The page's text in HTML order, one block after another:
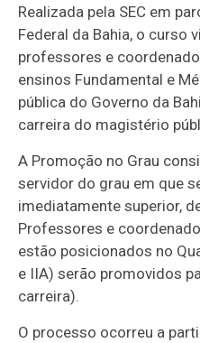
Realizada pela SEC em
Federal da Bahia, o curso
professores e
ensinos Fundamental e
pública do Governo da
carreira do magistério
A Promoção no Grau
servidor do grau em que
imediatamente superior,
Professores e
estão posicionados no
e IIA) serão promovidos
carreira).
O processo ocorreu a